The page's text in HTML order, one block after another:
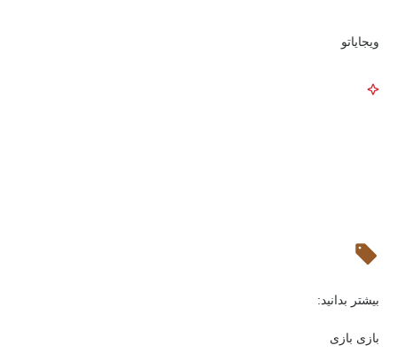
ویجایاتو
بیشتر بدانید:
بازی بازی